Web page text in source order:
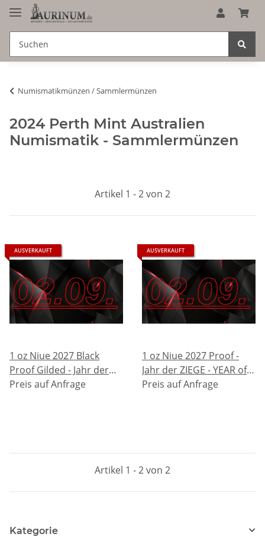
Numismatikmünzen / Sammlermünzen
2024 Perth Mint Australien
Numismatik - Sammlermünzen
Artikel 1 - 2 von 2
AUSVERKAUFT
1 oz Niue 2027 Black
Proof Gilded - Jahr der
ZIEGE - YEAR of the GOAT
Preis auf Anfrage
AUSVERKAUFT
1 oz Niue 2027 Proof -
Jahr der ZIEGE - YEAR of
the GOAT - Lunarserie NZ
Preis auf Anfrage
Artikel 1 - 2 von 2
Kategorie